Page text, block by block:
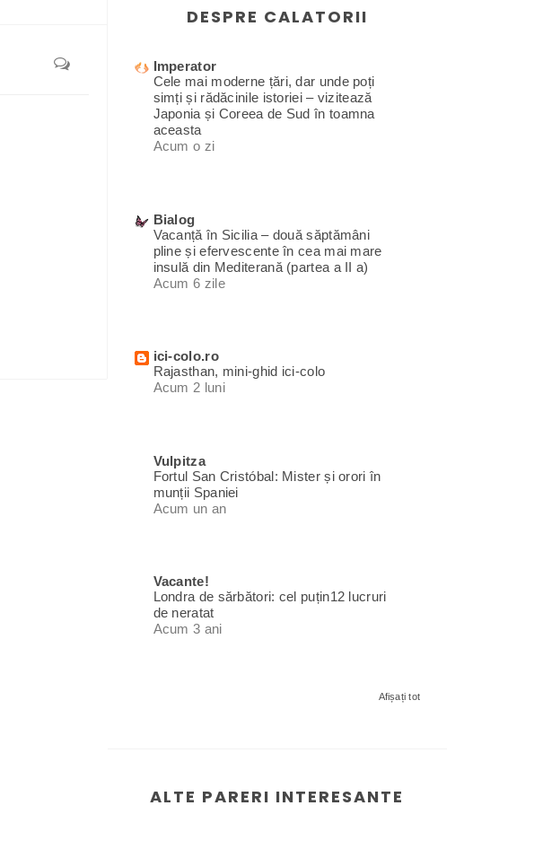
DESPRE CALATORII
Imperator
Cele mai moderne țări, dar unde poți
simți și rădăcinile istoriei – vizitează
Japonia și Coreea de Sud în toamna
aceasta
Acum o zi
Bialog
Vacanță în Sicilia – două săptămâni
pline și efervescente în cea mai mare
insulă din Mediterană (partea a II a)
Acum 6 zile
ici-colo.ro
Rajasthan, mini-ghid ici-colo
Acum 2 luni
Vulpitza
Fortul San Cristóbal: Mister și orori în
munții Spaniei
Acum un an
Vacante!
Londra de sărbători: cel puțin12 lucruri
de neratat
Acum 3 ani
Afișați tot
ALTE PARERI INTERESANTE